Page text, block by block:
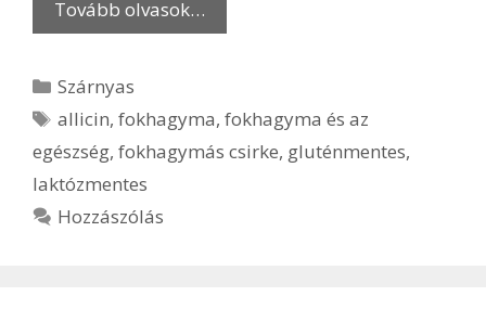
Tovább olvasok…
Kategória
Szárnyas
Címkék
allicin,fokhagyma,fokhagyma és az
egészség, fokhagymás csirke, gluténmentes,
laktózmentes
Hozzászólás